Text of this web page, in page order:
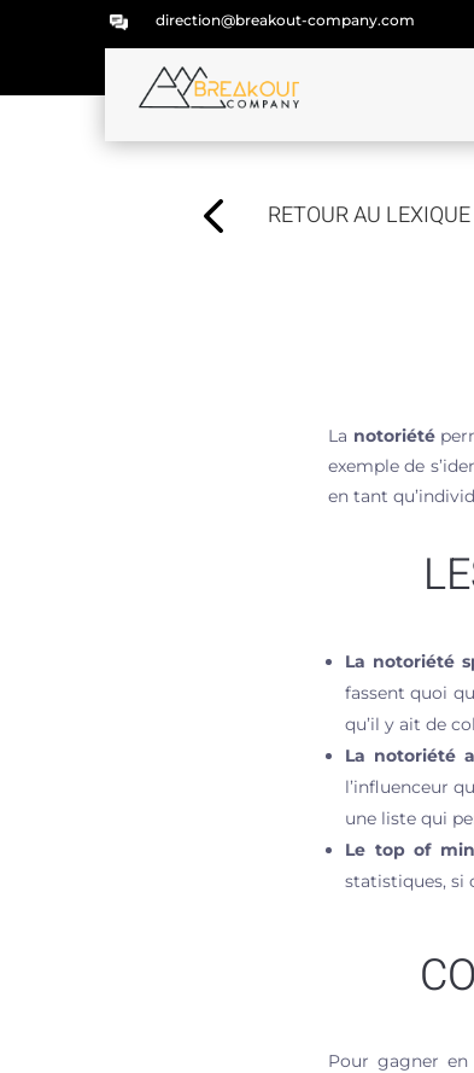
direction@breakout-company.com
4 RETOUR AU LEXIQUE
La notoriété
exemple de
en tant
La notoriété
fassent quoi
qu’il y ait de
La notoriété
l’influenceur
une liste qui
Le top of
statistiques, si
Pour gagner en